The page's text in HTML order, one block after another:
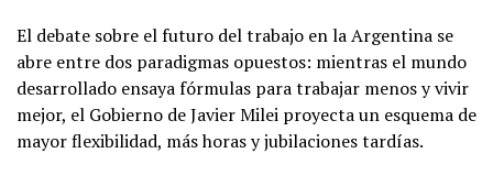
El debate sobre el futuro del trabajo en la Argentina se
abre entre dos paradigmas opuestos: mientras el mundo
desarrollado ensaya fórmulas para trabajar menos y vivir
mejor, el Gobierno de Javier Milei proyecta un esquema de
mayor flexibilidad, más horas y jubilaciones tardías.